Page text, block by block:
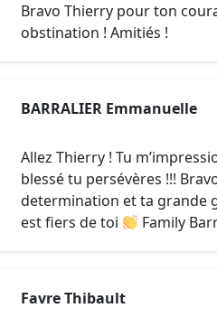
Bravo Thierry pour ton
obstination ! Amitiés !
BARRALIER Emmanuelle
Allez Thierry ! Tu
blessé tu persévères !!!
determination et ta grande
est fiers de toi
Family
Favre Thibault